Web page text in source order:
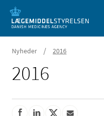
Nyheder / 2016
2016